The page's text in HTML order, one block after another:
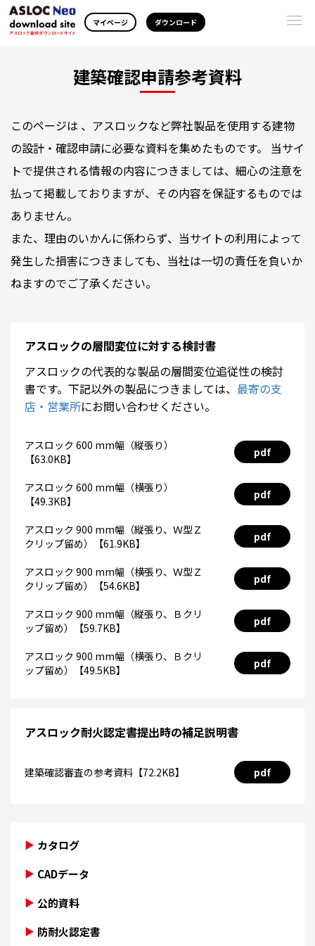
マイページ ダウンロード
建築確認申請参考資料
このページは 、アスロックなど弊社製品を使用する建物
の設計・確認申請に必要な資料を集めたものです。 当サイ
トで提供される情報の内容につきましては、細心の注意を
払って掲載しておりますが、その内容を保証するものでは
ありません。
また、理由のいかんに係わらず、当サイトの利用によって
発生した損害につきましても、当社は一切の責任を負いか
ねますのでご了承ください。
アスロックの層間変位に対する検討書
アスロックの代表的な製品の層間変位追従性の検討
書です。下記以外の製品につきましては、 最寄の支
店・営業所にお問い合わせください。
アスロック 600 mm幅（縦張り）
【63.0KB】
pdf
アスロック 600 mm幅（横張り）
【49.3KB】
pdf
アスロック 900 mm幅（縦張り、Ｗ型Ｚ
クリップ留め）【61.9KB】
pdf
アスロック 900 mm幅（横張り、Ｗ型Ｚ
クリップ留め）【54.6KB】
pdf
アスロック 900 mm幅（縦張り、Ｂクリ
ップ留め）【59.7KB】
pdf
アスロック 900 mm幅（横張り、Ｂクリ
ップ留め）【49.5KB】
pdf
アスロック耐火認定書提出時の補足説明書
建築確認審査の参考資料【72.2KB】 pdf
カタログ
CADデータ
公的資料
防耐火認定書